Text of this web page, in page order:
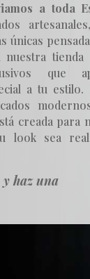
a toda
únicas
nuestra tienda
que
a tu estilo.
creada para
look sea
haz una